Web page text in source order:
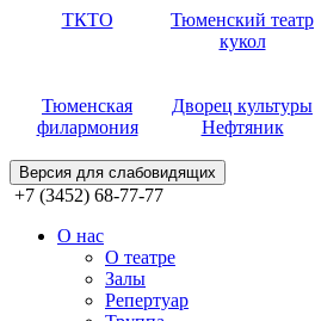
ТКТО
Тюменский театр
кукол
Тюменская
филармония
Дворец культуры
Нефтяник
Версия для слабовидящих
+7 (3452) 68-77-77
О нас
О театре
Залы
Репертуар